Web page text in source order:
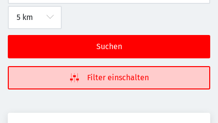
Suchen
Filter einschalten